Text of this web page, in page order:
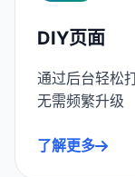
DIY页面
通过后台轻松
无需频繁升级
了解更多